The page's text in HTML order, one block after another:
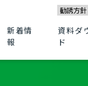
勧誘方針
新着情
報
資料ダ
ド